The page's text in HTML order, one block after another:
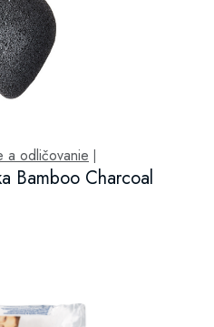
a odličovanie
Bamboo Charcoal